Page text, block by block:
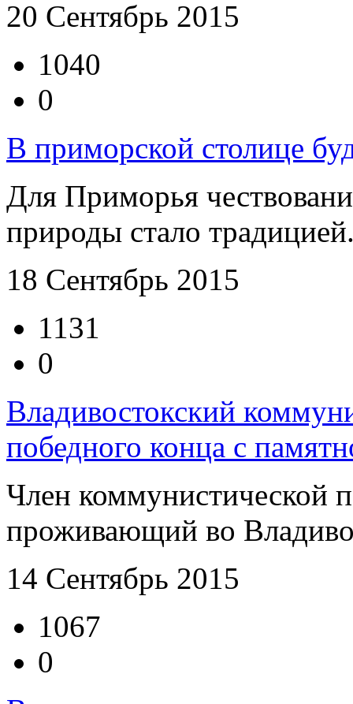
20 Сентябрь 2015
1040
0
В приморской столице
Для Приморья
природы стало
18 Сентябрь 2015
1131
0
Владивостокский
победного конца с
Член коммунистической
проживающий во
14 Сентябрь 2015
1067
0